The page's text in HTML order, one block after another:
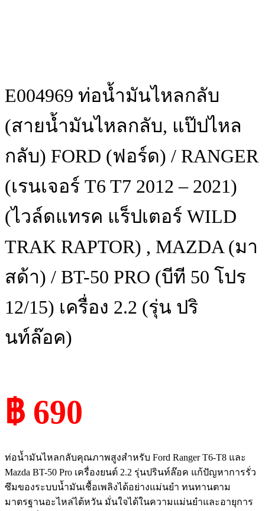
E004969 ท่อน้ำมันไหลกลับ
(สายน้ำมันไหลกลับ, แป๊ปไหล
กลับ) FORD (ฟอร์ด) / RANGER
(เรนเจอร์ T6 T7 2012 – 2021)
(ไวล์ดแทรค แร็ปเตอร์ WILD
TRAK RAPTOR) , MAZDA (มา
สด้า) / BT-50 PRO (บีที 50 โปร
12/15) เครื่อง 2.2 (รุ่น ปริ
นท์ล๊อค)
฿ 690
ท่อน้ำมันไหลกลับคุณภาพสูงสำหรับ Ford Ranger T6-T8 และ
Mazda BT-50 Pro เครื่องยนต์ 2.2 รุ่นปรินท์ล๊อค แก้ปัญหาการรั่ว
ซึมของระบบน้ำมันเชื้อเพลิงได้อย่างแม่นยำ ทนทานตาม
มาตรฐานอะไหล่ไต้หวัน มั่นใจได้ในความแม่นยำและอายุการ